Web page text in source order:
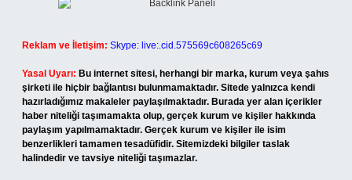
Reklam ve İletişim: Skype: live:.cid.575569c608265c69
Yasal Uyarı: Bu internet sitesi, herhangi bir marka, kurum veya şahıs
şirketi ile hiçbir bağlantısı bulunmamaktadır. Sitede yalnızca kendi
hazırladığımız makaleler paylaşılmaktadır. Burada yer alan içerikler
haber niteliği taşımamakta olup, gerçek kurum ve kişiler hakkında
paylaşım yapılmamaktadır. Gerçek kurum ve kişiler ile isim
benzerlikleri tamamen tesadüfidir. Sitemizdeki bilgiler taslak
halindedir ve tavsiye niteliği taşımazlar.